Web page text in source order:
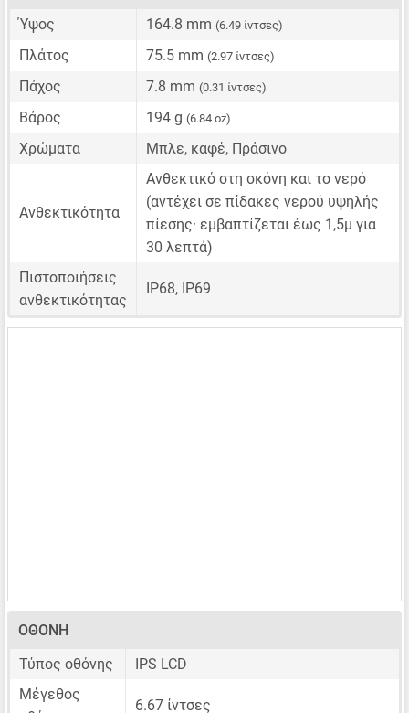
Ύψος
164.8 mm (6.49 ίντσες)
Πλάτος 75.5 mm (2.97 ίντσες)
Πάχος 7.8 mm (0.31 ίντσες)
Βάρος 194 g (6.84 oz)
Χρώματα Μπλε, καφέ, Πράσινο
Ανθεκτικότητα
Ανθεκτικό στη σκόνη και το νερό
(αντέχει σε πίδακες νερού υψηλής
πίεσης· εμβαπτίζεται έως 1,5μ για
30 λεπτά)
Πιστοποιήσεις
ανθεκτικότητας
IP68, IP69
ΟΘΌΝΗ
Τύπος οθόνης
IPS LCD
Μέγεθος
6.67 ίντσες